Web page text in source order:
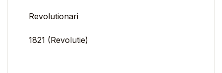
Revolutionari
1821 (Revolutie)